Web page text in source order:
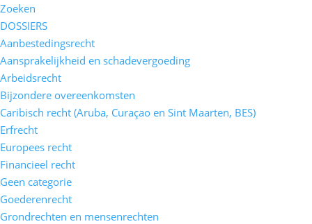
Zoeken
DOSSIERS
Aanbestedingsrecht
Aansprakelijkheid en schadevergoeding
Arbeidsrecht
Bijzondere overeenkomsten
Caribisch recht (Aruba, Curaçao en Sint Maarten, BES)
Erfrecht
Europees recht
Financieel recht
Geen categorie
Goederenrecht
Grondrechten en mensenrechten